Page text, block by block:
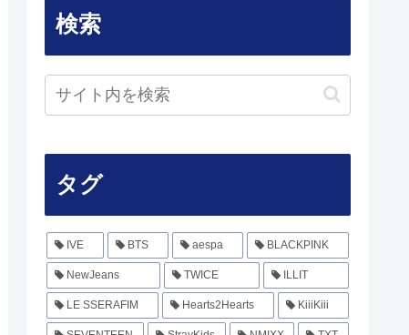
検索
タグ
IVE BTS aespa BLACKPINK
NewJeans TWICE ILLIT
LE SSERAFIM Hearts2Hearts KiiiKiii